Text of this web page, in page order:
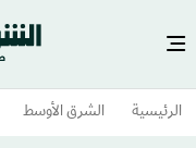
الرئيسية الشرق الأوسط​